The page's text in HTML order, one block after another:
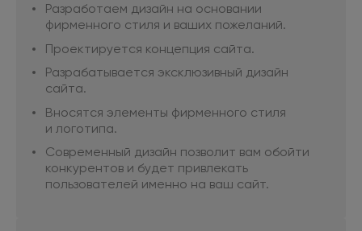
Разработаем дизайн на основании
фирменного стиля и ваших пожеланий.
Проектируется концепция сайта.
Разрабатывается эксклюзивный дизайн
сайта.
Вносятся элементы фирменного стиля
и логотипа.
Современный дизайн позволит вам обойти
конкурентов и будет привлекать
пользователей именно на ваш сайт.